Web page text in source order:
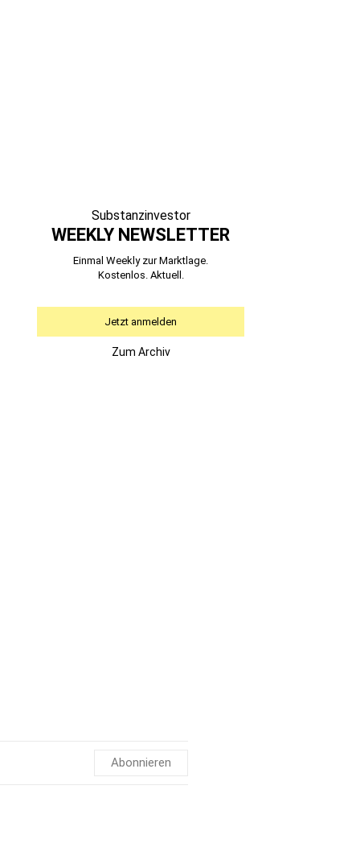
Substanzinvestor
WEEKLY NEWSLETTER
Einmal Weekly zur Marktlage.
Kostenlos. Aktuell.
Jetzt anmelden
Zum Archiv
Abonnieren